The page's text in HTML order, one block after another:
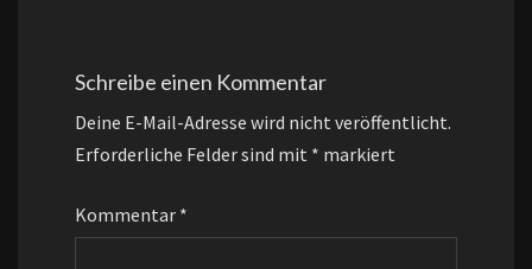
Schreibe einen Kommentar
Deine E-Mail-Adresse wird nicht veröffentlicht.
Erforderliche Felder sind mit * markiert
Kommentar *